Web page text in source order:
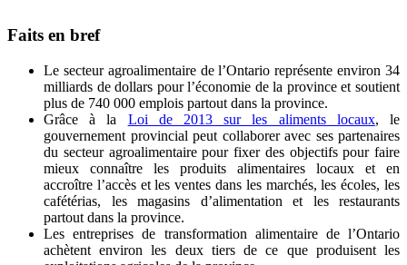
Faits en bref
Le secteur agroalimentaire de l’Ontario représente environ 34
milliards de dollars pour l’économie de la province et soutient
plus de 740 000 emplois partout dans la province.
Grâce à la Loi de 2013 sur les aliments locaux, le
gouvernement provincial peut collaborer avec ses partenaires
du secteur agroalimentaire pour fixer des objectifs pour faire
mieux connaître les produits alimentaires locaux et en
accroître l’accès et les ventes dans les marchés, les écoles, les
cafétérias, les magasins d’alimentation et les restaurants
partout dans la province.
Les entreprises de transformation alimentaire de l’Ontario
achètent environ les deux tiers de ce que produisent les